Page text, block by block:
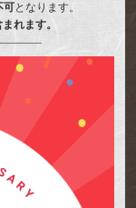
可となります。
れます。